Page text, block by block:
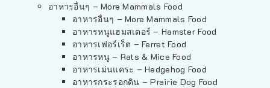
อาหารอื่นๆ – More Mammals Food
อาหารอื่นๆ – More Mammals Food
อาหารหนูแฮมสเตอร์ – Hamster Food
อาหารเฟอร์เร็ต – Ferret Food
อาหารหนู – Rats & Mice Food
อาหารเม่นแคระ – Hedgehog Food
อาหารกระรอกดิน – Prairie Dog Food